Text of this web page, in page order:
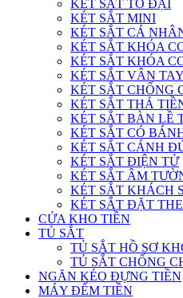
KÉT SẮT TO ĐẠI
KÉT SẮT MINI
KÉT SẮT CÁ
KÉT SẮT KHÓA
KÉT SẮT KHÓA
KÉT SẮT VÂN TAY
KÉT SẮT CHỐNG
KÉT SẮT THẢ
KÉT SẮT BÀN LỀ
KÉT SẮT CÓ
KÉT SẮT CÁNH
KÉT SẮT ĐIỆN TỬ
KÉT SẮT ÂM
KÉT SẮT KHÁCH
KÉT SẮT ĐẶT
CỬA KHO TIỀN
TỦ SẮT
TỦ SẮT HỒ SƠ
TỦ SẮT CHỐNG
NGĂN KÉO ĐỰNG TIỀN
MÁY ĐẾM TIỀN